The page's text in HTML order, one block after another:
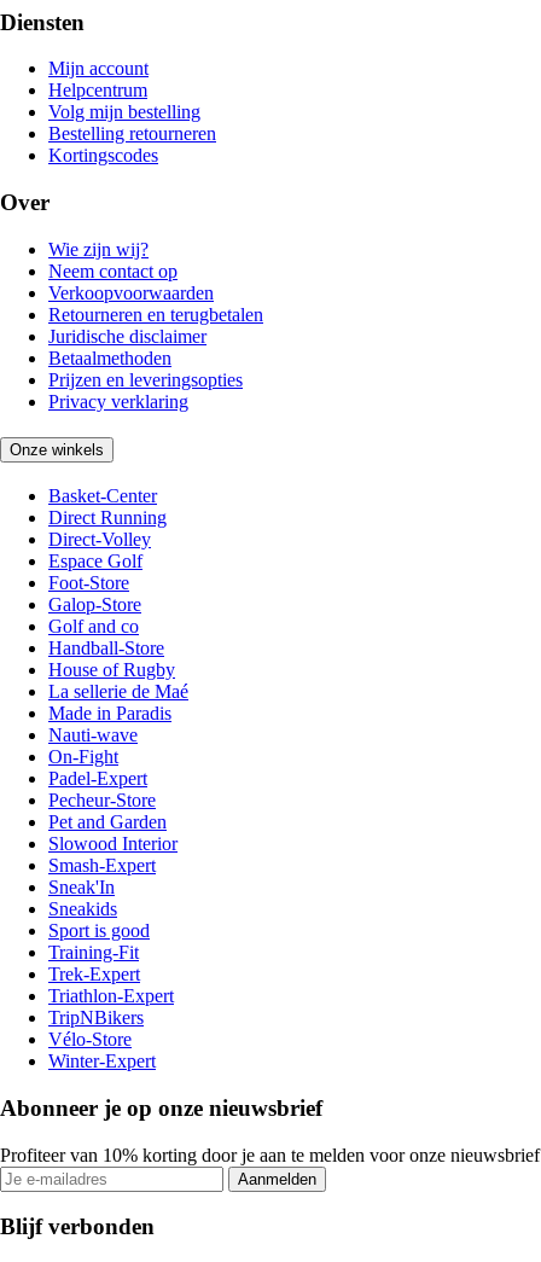
Diensten
Mijn account
Helpcentrum
Volg mijn bestelling
Bestelling retourneren
Kortingscodes
Over
Wie zijn wij?
Neem contact op
Verkoopvoorwaarden
Retourneren en terugbetalen
Juridische disclaimer
Betaalmethoden
Prijzen en leveringsopties
Privacy verklaring
Onze winkels
Basket-Center
Direct Running
Direct-Volley
Espace Golf
Foot-Store
Galop-Store
Golf and co
Handball-Store
House of Rugby
La sellerie de Maé
Made in Paradis
Nauti-wave
On-Fight
Padel-Expert
Pecheur-Store
Pet and Garden
Slowood Interior
Smash-Expert
Sneak'In
Sneakids
Sport is good
Training-Fit
Trek-Expert
Triathlon-Expert
TripNBikers
Vélo-Store
Winter-Expert
Abonneer je op onze nieuwsbrief
Profiteer van 10% korting door je aan te melden voor onze nieuwsbrief
Aanmelden
Blijf verbonden